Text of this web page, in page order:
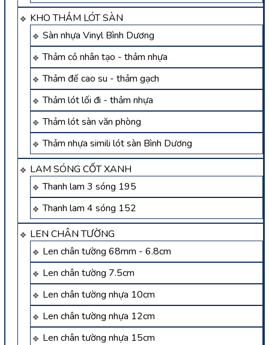
KHO THẢM LÓT SÀN
Sàn nhựa Vinyl Bình Dương
Thảm cỏ nhân tạo - thảm nhựa
Thảm đế cao su - thảm gạch
Thảm lót lối đi - thảm nhựa
Thảm lót sàn văn phòng
Thảm nhựa simili lót sàn Bình Dương
LAM SÓNG CỐT XANH
Thanh lam 3 sóng 195
Thanh lam 4 sóng 152
LEN CHÂN TƯỜNG
Len chân tường 68mm - 6.8cm
Len chân tường 7.5cm
Len chân tường nhựa 10cm
Len chân tường nhựa 12cm
Len chân tường nhựa 15cm